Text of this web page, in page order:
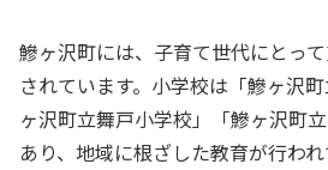
鰺ヶ沢町には、子育て世代にとっ
されています。小学校は「鰺ヶ沢
ヶ沢町立舞戸小学校」「鰺ヶ沢町
あり、地域に根ざした教育が行わ